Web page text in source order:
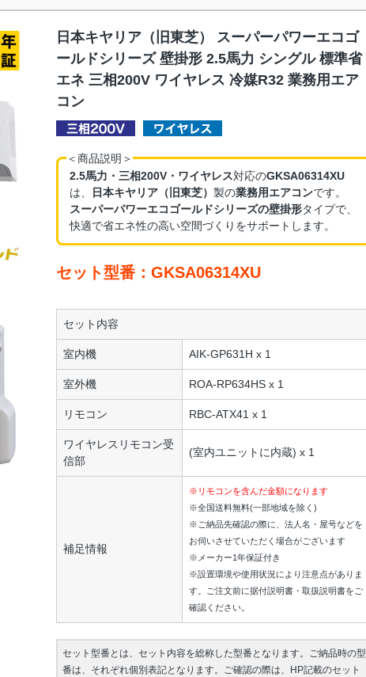
日本キヤリア（旧東芝） スーパーパワーエコゴ
ールドシリーズ 壁掛形 2.5馬力 シングル 標準省
エネ 三相200V ワイヤレス 冷媒R32 業務用エア
コン
＜商品説明＞
2.5馬力・三相200V・ワイヤレス対応のGKSA06314XU
は、
日本キヤリア（旧東芝） 製の業務用エアコンです。
スーパーパワーエコゴールドシリーズの壁掛形タイプで、
快適で省エネ性の高い空間づくりをサポートします。
セット型番：GKSA06314XU
セット内容
室内機 AIK-GP631H x 1
室外機 ROA-RP634HS x 1
リモコン RBC-ATX41 x 1
ワイヤレスリモコン受
信部
(室内ユニットに内蔵) x 1
補足情報
※リモコンを含んだ金額になります
※全国送料無料(一部地域を除く)
※ご納品先確認の際に、法人名・屋号などを
お伺いさせていただく場合がございます
※メーカー1年保証付き
※設置環境や使用状況により注意点がありま
す。ご注文前に据付説明書・取扱説明書をご
確認ください。
セット型番とは、セット内容を総称した型番となります。ご納品時の型
番は、それぞれ個別表記となります。ご確認の際は、HP記載のセット